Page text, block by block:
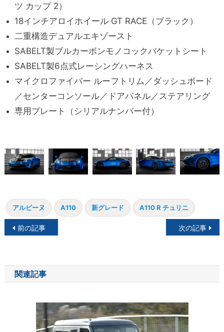
ツ カップ 2）
18インチアロイホイール GT RACE（ブラック）
二重構造デュアルエキゾースト
SABELT製ブルカーボンモノコックバケットシート
SABELT製6点式レーシングハーネス
マイクロファイバー ルーフトリム／ダッシュボード
／センターコンソール／ドアパネル／ステアリング
専用プレート（シリアルナンバー付）
アルピーヌ A110 新グレード A110 R チュリニ
投
ナ
ビ
前の記事 次の記事
関連記事